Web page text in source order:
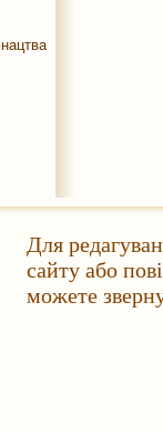
Для
сайту або
можете